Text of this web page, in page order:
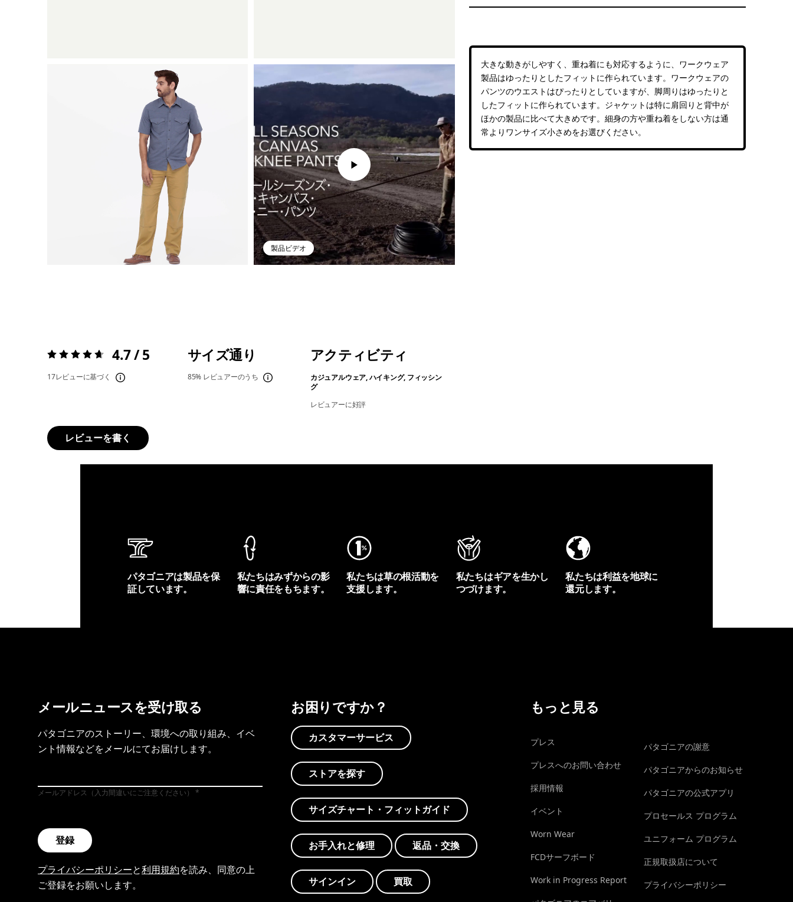
製品ビデオ
大きな動きがしやすく、重ね着にも対応するように、ワークウェア
製品はゆったりとしたフィットに作られています。ワークウェアの
パンツのウエストはぴったりとしていますが、脚周りはゆったりと
したフィットに作られています。ジャケットは特に肩回りと背中が
ほかの製品に比べて大きめです。細身の方や重ね着をしない方は通
常よりワンサイズ小さめをお選びください。
評価:4.7 / 5 4.7 / 5
17レビューに基づく
サイズ通り
85% レビュアーのうち
アクティビティ
カジュアルウェア, ハイキング, フィッシン
グ
レビュアーに好評
レビューを書く
パタゴニアは製品を保
証しています。
私たちはみずからの影
響に責任をもちます。
私たちは草の根活動を
支援します。
私たちはギアを生かし
つづけます。
私たちは利益を地球に
還元します。
メールニュースを受け取る
パタゴニアのストーリー、環境への取り組み、イベ
ント情報などをメールにてお届けします。
メールアドレス（入力間違いにご注意ください）
登録
プライバシーポリシーと利用規約を読み、同意の上
ご登録をお願いします。
お困りですか？
カスタマーサービス
ストアを探す
サイズチャート・フィットガイド
お手入れと修理 返品・交換
サインイン 買取
もっと見る
プレス
プレスへのお問い合わせ
採用情報
イベント
Worn Wear
FCDサーフボード
Work in Progress Report
パタゴニアの謝意
パタゴニアからのお知らせ
パタゴニアの公式アプリ
プロセールス プログラム
ユニフォーム プログラム
正規取扱店について
プライバシーポリシー